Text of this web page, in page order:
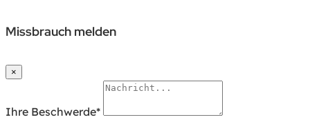
Missbrauch melden
×
Ihre Beschwerde*